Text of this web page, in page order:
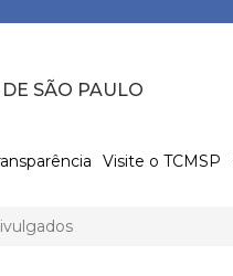
SÃO PAULO
Visite o TCMSP